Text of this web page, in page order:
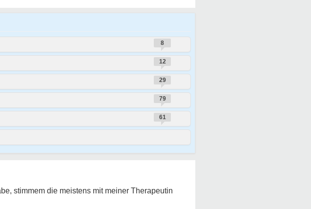
8
12
29
79
61
stimmem die meistens mit meiner Therapeutin